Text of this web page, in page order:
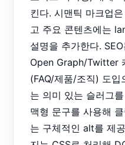
킨다. 시맨틱 마크업
고 주요 콘텐츠에는
설명을 추가한다.
Open Graph/Twitter
(FAQ/제품/조직) 도입
는 의미 있는 슬러그
맥형 문구를 사용해
는 구체적인 alt를 제